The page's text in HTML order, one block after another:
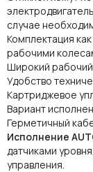
случае
Комплектация
рабочими
Широкий
Удобство
Картриджевое
Вариант
Герметичный
Исполнение
датчиками
управления.